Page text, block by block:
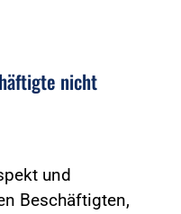
nicht
und
Beschäftigten,